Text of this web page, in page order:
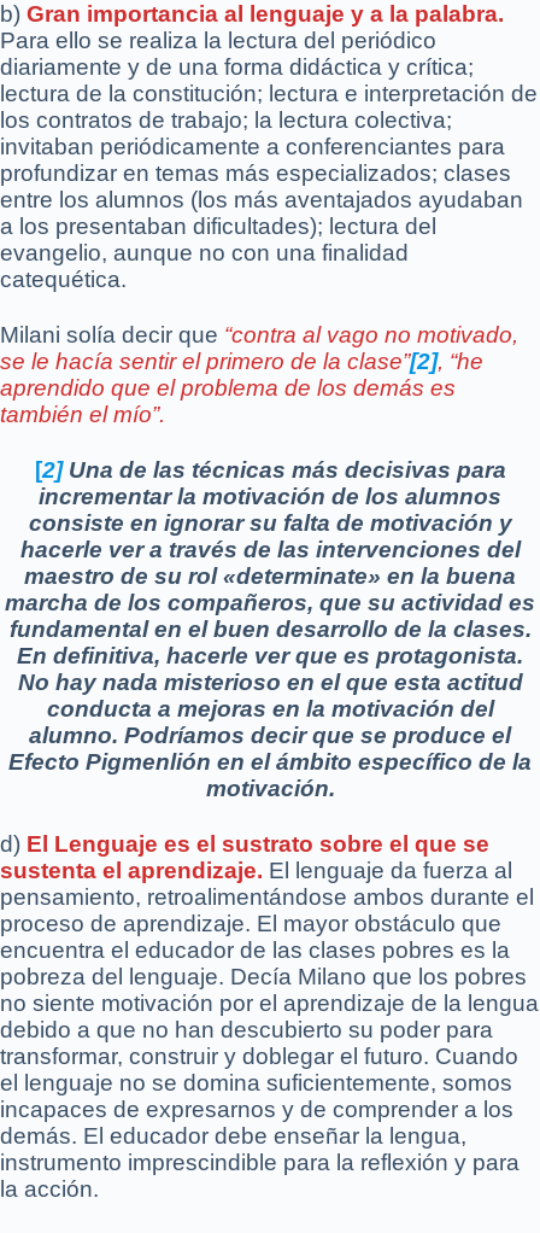
b) Gran importancia al lenguaje y a la palabra.
Para ello se realiza la lectura del periódico
diariamente y de una forma didáctica y crítica;
lectura de la constitución; lectura e interpretación de
los contratos de trabajo; la lectura colectiva;
invitaban periódicamente a conferenciantes para
profundizar en temas más especializados; clases
entre los alumnos (los más aventajados ayudaban
a los presentaban dificultades); lectura del
evangelio, aunque no con una finalidad
catequética.
Milani solía decir que “contra al vago no motivado,
se le hacía sentir el primero de la clase”[2], “he
aprendido que el problema de los demás es
también el mío”.
[2] Una de las técnicas más decisivas para
incrementar la motivación de los alumnos
consiste en ignorar su falta de motivación y
hacerle ver a través de las intervenciones del
maestro de su rol «determinate» en la buena
marcha de los compañeros, que su actividad es
fundamental en el buen desarrollo de la clases.
En definitiva, hacerle ver que es protagonista.
No hay nada misterioso en el que esta actitud
conducta a mejoras en la motivación del
alumno. Podríamos decir que se produce el
Efecto Pigmenlión en el ámbito específico de la
motivación.
d) El Lenguaje es el sustrato sobre el que se
sustenta el aprendizaje. El lenguaje da fuerza al
pensamiento, retroalimentándose ambos durante el
proceso de aprendizaje. El mayor obstáculo que
encuentra el educador de las clases pobres es la
pobreza del lenguaje. Decía Milano que los pobres
no siente motivación por el aprendizaje de la lengua
debido a que no han descubierto su poder para
transformar, construir y doblegar el futuro. Cuando
el lenguaje no se domina suficientemente, somos
incapaces de expresarnos y de comprender a los
demás. El educador debe enseñar la lengua,
instrumento imprescindible para la reflexión y para
la acción.